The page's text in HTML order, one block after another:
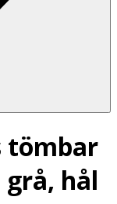
tömbar
hål